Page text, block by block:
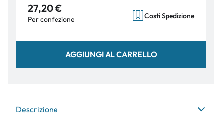
27,20 €
Per confezione Costi Spedizione
AGGIUNGI AL CARRELLO
Descrizione